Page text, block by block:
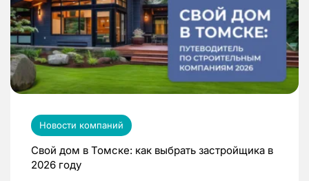
Новости компаний
Свой дом в Томске: как выбрать застройщика в
2026 году